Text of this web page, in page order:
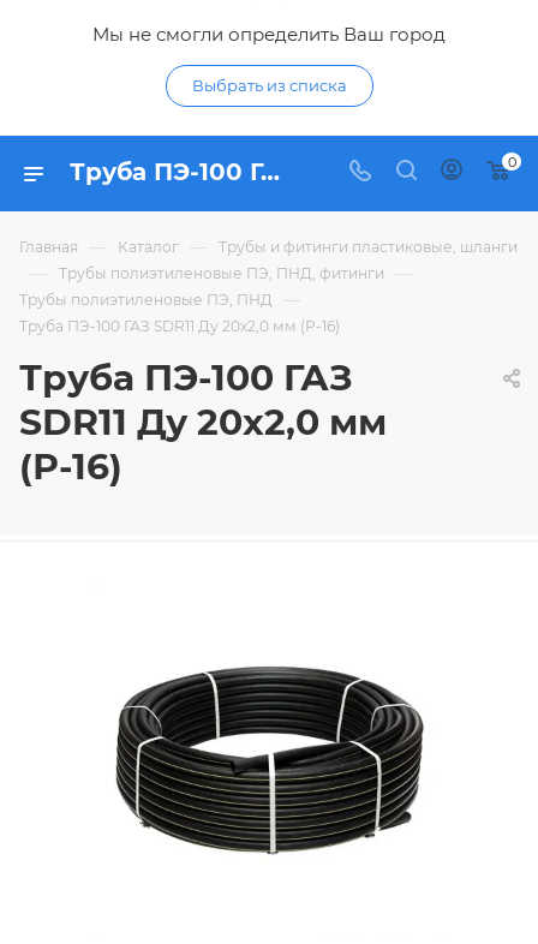
Мы не смогли определить Ваш город
Выбрать из списка
Труба ПЭ-100 ГАЗ SDR11 Ду 20х2,0 мм (Р-16) - купить по цене в интернет-магазине Гидропромтехника с доставкой в Курске 0
Главная — Каталог — Трубы и фитинги пластиковые, шланги
— Трубы полиэтиленовые ПЭ, ПНД, фитинги —
Трубы полиэтиленовые ПЭ, ПНД —
Труба ПЭ-100 ГАЗ SDR11 Ду 20х2,0 мм (Р-16)
Труба ПЭ-100 ГАЗ
SDR11 Ду 20х2,0 мм
(Р-16)